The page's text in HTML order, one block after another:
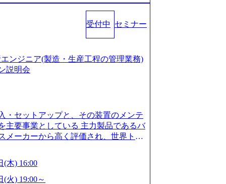
ないでは金融以外の領域にX（クロ
が強い企業として認知されていたが、
事業を始め、パブリック、製造業、
のあるファーム。 ワンプール制では
方でも幅広に経験を積みたい方でも、
storage.googleapis.com/our-vision-pr
our-vision-production.appspot.com/pu
https://storage.googleapis.com/ou
62c9-4258-aa0
社は、FinTech領域に強みを持つITコン
深い理解を持つコンサルタントが集う
持つシンプレクス社またはグループ会
受付中 セミナー
ンジニア(製造・生産工程の管理業務)
説明会
・セットアップと、その装置のメンテ
主要事業としている 主力製品であるバ
メーカーから高く評価され、世界トッ
たちの技術/私たちの対話 Vision:夢を
の技術/私たちの対話 IoT社会の浸透、
長しており、それに伴い半導体製造
(木) 16:00
(火) 19:00～